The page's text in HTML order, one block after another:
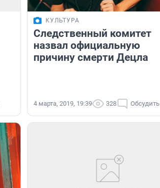
КУЛЬТУРА
Следственный комитет
назвал официальную
причину смерти Децла
4 марта, 2019, 19:39 328 Обсудить